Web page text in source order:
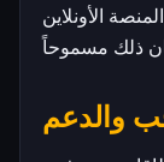
الأونلاين
والدعم